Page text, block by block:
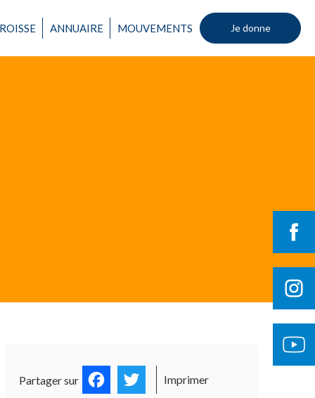
ANNUAIRE MOUVEMENTS Je donne
Partager sur FacebookTwitter
Imprimer